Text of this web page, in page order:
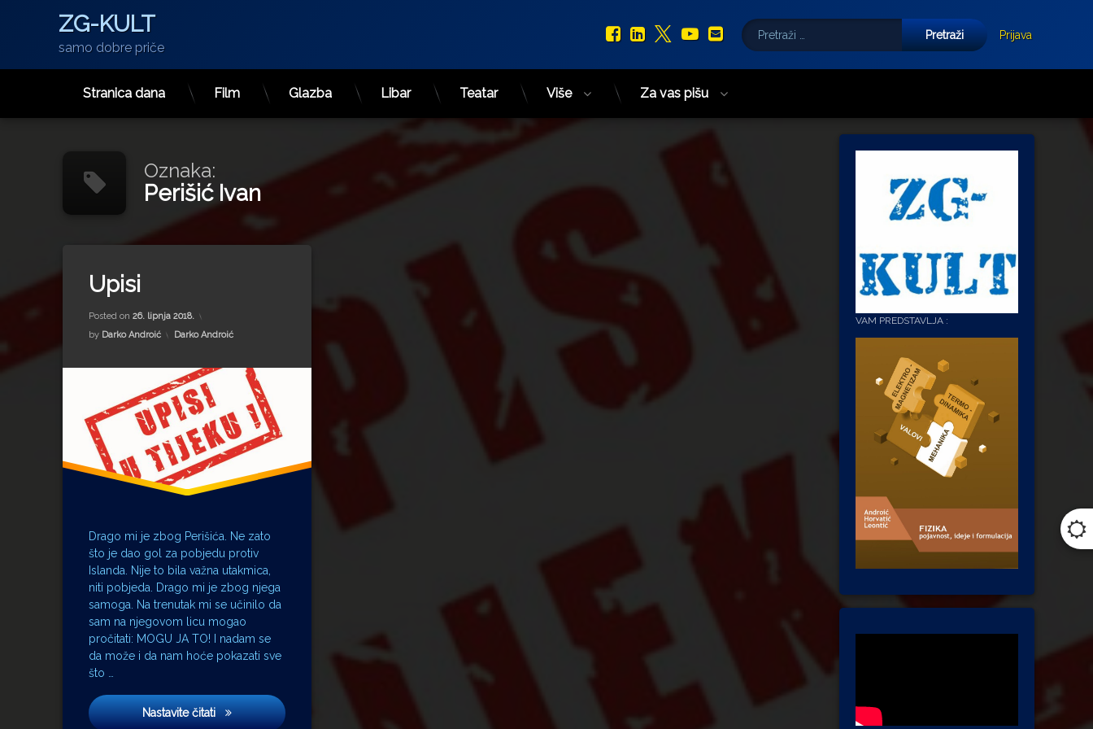
Preskoči
ZG-KULT
samo dobre priče
Facebook
LinkedIn
X.com
YouTube
E-mail
Pretraži:
Prijava
Stranica dana Film Glazba Libar Teatar Više Za vas pišu
Oznaka:
Perišić Ivan
Upisi
Posted on 26. lipnja 2018.
by Darko Androić Kategorije:
Darko Androić
Drago mi je zbog Perišića. Ne zato
što je dao gol za pobjedu protiv
Islanda. Nije to bila važna utakmica,
niti pobjeda. Drago mi je zbog njega
samoga. Na trenutak mi se učinilo da
sam na njegovom licu mogao
pročitati: MOGU JA TO! I nadam se
da može i da nam hoće pokazati sve
što …
Nastavite čitatiUpisi
CRK
Dinamo
gimnazija
Ministarstvo
nogomet
Općina
Perišić Ivan
rodotelji
škola nogometa
srednja škola
trener
Upisi
vlada
županija
VAM PREDSTAVLJA :